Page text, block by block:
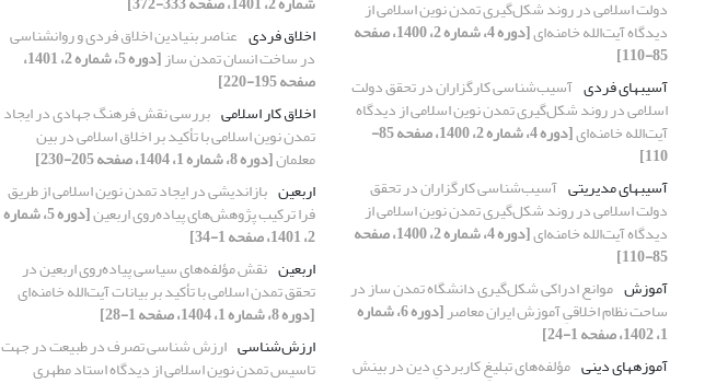
دولت اسلامی در روند شکل‌گیری تمدن نوین اسلامی از
دیدگاه آیت‌الله خامنه‌ای [دوره 4، شماره 2، 1400، صفحه
85-110]
آسیب­های فردی آسیب‌شناسی کارگزاران در تحقق دولت
اسلامی در روند شکل‌گیری تمدن نوین اسلامی از دیدگاه
آیت‌الله خامنه‌ای [دوره 4، شماره 2، 1400، صفحه 85-
110]
آسیب­های مدیریتی آسیب‌شناسی کارگزاران در تحقق
دولت اسلامی در روند شکل‌گیری تمدن نوین اسلامی از
دیدگاه آیت‌الله خامنه‌ای [دوره 4، شماره 2، 1400، صفحه
85-110]
آموزش موانع ادراکی شکل‌گیری دانشگاه تمدن ساز در
ساحت نظام اخلاقیِ آموزش ایران معاصر [دوره 6، شماره
1، 1402، صفحه 1-24]
آموزه­های دینی مؤلفه‌های تبلیغِ کاربردیِ دین در بینش
اخلاق فردی عناصر بنیادین اخلاق فردی و روانشناسی
در ساخت انسان تمدن ساز [دوره 5، شماره 2، 1401،
صفحه 195-220]
اخلاق کار اسلامی بررسی نقش فرهنگ جهادی در ایجاد
تمدن نوین اسلامی با تأکید بر اخلاق اسلامی در بین
معلمان[دوره 8، شماره 1، 1404، صفحه 205-230]
اربعین بازاندیشی در ایجاد تمدن نوین اسلامی از طریق
فرا ترکیب پژوهش‌های پیاده‌روی اربعین [دوره 5، شماره
2، 1401، صفحه 1-34]
اربعین نقش مؤلفه‌های سیاسی پیاده‌روی اربعین در
تحقق تمدن اسلامی با تأکید بر بیانات آیت‌الله خامنه‌ای
[دوره 8، شماره 1، 1404، صفحه 1-28]
ارزش‌شناسی ارزش شناسی تصرف در طبیعت در جهت
تاسیس تمدن نوین اسلامی از دیدگاه استاد مطهری